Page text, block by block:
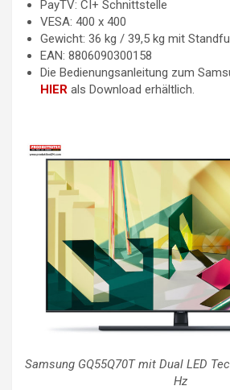
PayTV: CI+ Schnittstelle
VESA: 400 x 400
Gewicht: 36 kg / 39,5 kg mit
EAN: 8806090300158
Die Bedienungsanleitung zum
HIER als Download erhältlich.
Samsung GQ55Q70T mit Dual LED
Hz